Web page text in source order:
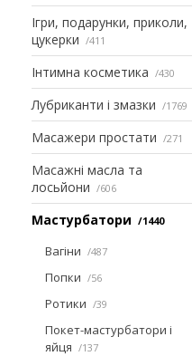
Ігри, подарунки, приколи,
цукерки
411
Інтимна косметика 430
Лубриканти і змазки 1769
Масажери простати 271
Масажні масла та
лосьйони
606
Мастурбатори 1440
Вагіни 487
Попки 56
Ротики 39
Покет-мастурбатори і
яйця
137